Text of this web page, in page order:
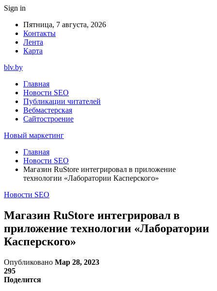
Sign in
Пятница, 7 августа, 2026
Контакты
Лента
Карта
blv.by
Главная
Новости SEO
Публикации читателей
Вебмастерская
Сайтостроение
Новый маркетинг
Главная
Новости SEO
Магазин RuStore интегрировал в приложение
технологии «Лаборатории Касперского»
Новости SEO
Магазин RuStore интегрировал в
приложение технологии «Лаборатории
Касперского»
Опубликовано Мар 28, 2023
295
Поделится